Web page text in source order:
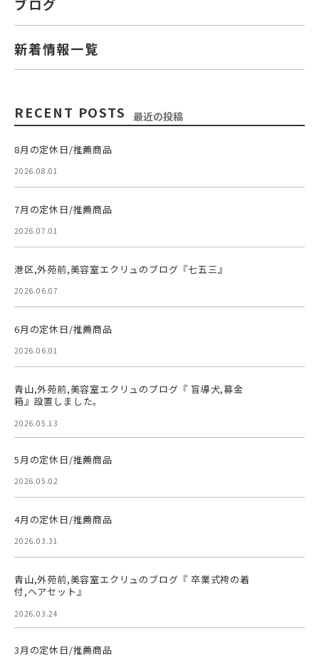
ブログ
新着情報一覧
RECENT POSTS 最近の投稿
8月の定休日/推薦商品
2026.08.01
7月の定休日/推薦商品
2026.07.01
港区,外苑前,美容室エクリュのブログ『七五三』
2026.06.07
6月の定休日/推薦商品
2026.06.01
青山,外苑前,美容室エクリュのブログ『 盲導犬,募金
箱』設置しました。
2026.05.13
5月の定休日/推薦商品
2026.05.02
4月の定休日/推薦商品
2026.03.31
青山,外苑前,美容室エクリュのブログ『 卒業式袴の着
付,ヘアセット』
2026.03.24
3月の定休日/推薦商品